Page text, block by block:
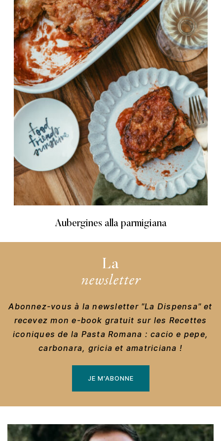
Aubergines alla parmigiana
La
newsletter
Abonnez-vous à la newsletter "La Dispensa" et
recevez mon e-book gratuit sur les Recettes
iconiques de la Pasta Romana : cacio e pepe,
carbonara, gricia et amatriciana !
JE M'ABONNE